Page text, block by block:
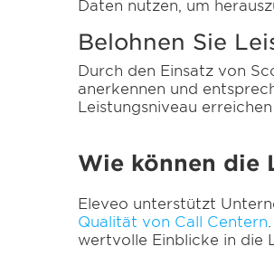
Daten nutzen, um
Belohnen Sie
Durch den Einsatz von
anerkennen und
Leistungsniveau erreichen
Wie können die
Eleveo unterstützt
Qualität von Call Centern
wertvolle Einblicke in die